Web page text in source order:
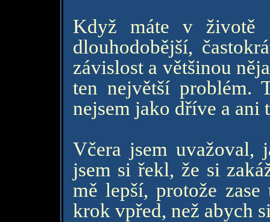
Když máte v životě
dlouhodobější,
závislost a většinou
ten největší problém.
nejsem jako dříve a ani
Včera jsem uvažoval,
jsem si řekl, že si
mě lepší, protože
krok vpřed, než abych